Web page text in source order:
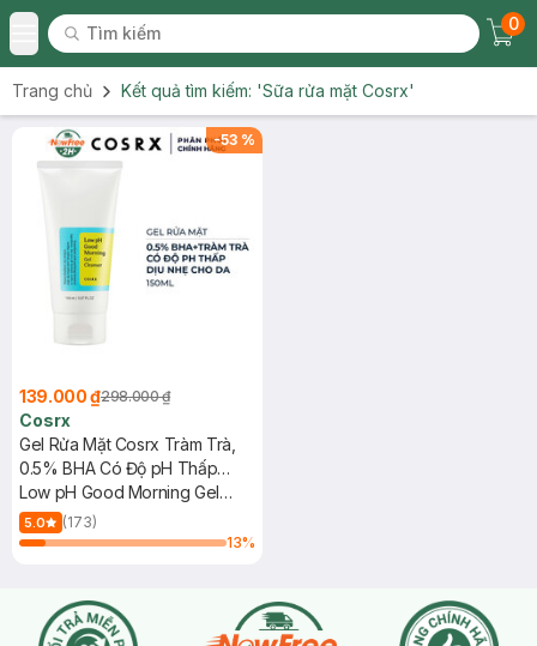
Toggle Menu
Tìm kiếm
Tìm kiếm
0
Trang chủ Kết quả tìm kiếm: 'Sữa rửa mặt Cosrx'
-53 %
139.000 ₫298.000 ₫
Cosrx
Gel Rửa Mặt Cosrx Tràm Trà,
0.5% BHA Có Độ pH Thấp
150ml
Low pH Good Morning Gel
Cleanser
5.0
(173)
13%